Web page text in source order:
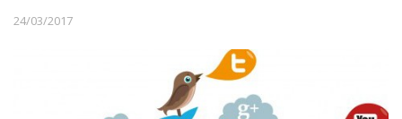
24/03/2017